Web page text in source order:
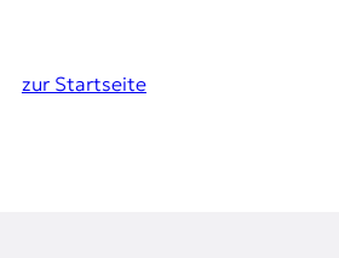
zur Startseite